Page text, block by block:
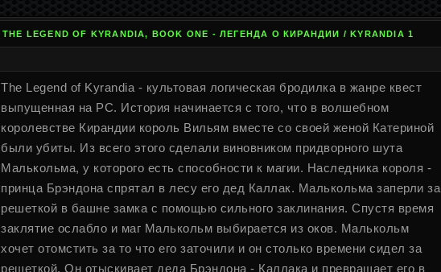
THE LEGEND OF KYRANDIA, BOOK ONE - ЛЕГЕНДА О КИРАНДИИ / KYRANDIA 1
The Legend of Kyrandia - культовая логическая бродилка в жанре квест
выпущенная на PC. История начинается с того, что в волшебном
королевстве Кирандии король Вильям вместе со своей женой Катериной
были убиты. Из всего этого сделали виновником придворного шута
Малькольма, у которого есть способности к магии. Наследника короля -
принца Брэндона спрятал в лесу его дед Каллак. Малькольма заперли за
решеткой в башне замка с помощью сильного заклинания. Спустя время
заклятие ослабло и маг Малькольм выбирается из оков. Малькольм
хочет отомстить за то что его заточили и он столько времени сидел за
решеткой. Он отыскивает деда Брэндона - Каллака и превращает его в